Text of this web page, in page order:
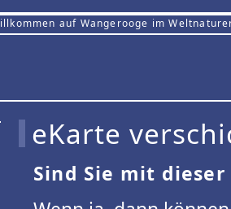
auf Wangerooge im
eKarte
Sind Sie mit